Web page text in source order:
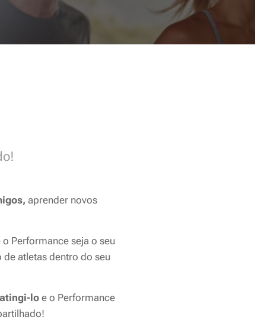
aprender novos
o Performanceseja o seu
atletas dentro do seu
loe o Performance